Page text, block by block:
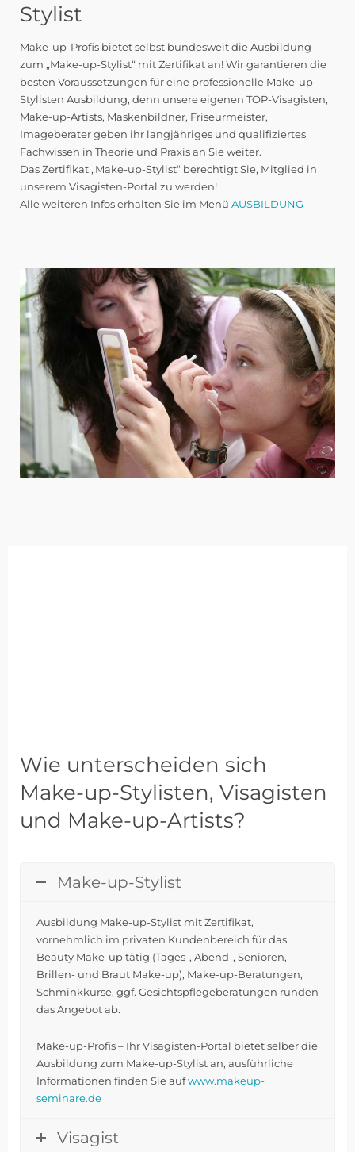
Stylist
Make-up-Profis bietet selbst bundesweit die Ausbildung
zum „Make-up-Stylist“ mit Zertifikat an! Wir garantieren die
besten Voraussetzungen für eine professionelle Make-up-
Stylisten Ausbildung, denn unsere eigenen TOP-Visagisten,
Make-up-Artists, Maskenbildner, Friseurmeister,
Imageberater geben ihr langjähriges und qualifiziertes
Fachwissen in Theorie und Praxis an Sie weiter.
Das Zertifikat „Make-up-Stylist“ berechtigt Sie, Mitglied in
unserem Visagisten-Portal zu werden!
Alle weiteren Infos erhalten Sie im Menü AUSBILDUNG
Wie unterscheiden sich
Make-up-Stylisten, Visagisten
und Make-up-Artists?
Make-up-Stylist
Ausbildung Make-up-Stylist mit Zertifikat,
vornehmlich im privaten Kundenbereich für das
Beauty Make-up tätig (Tages-, Abend-, Senioren,
Brillen- und Braut Make-up), Make-up-Beratungen,
Schminkkurse, ggf. Gesichtspflegeberatungen runden
das Angebot ab.
Make-up-Profis – Ihr Visagisten-Portal bietet selber die
Ausbildung zum Make-up-Stylist an, ausführliche
Informationen finden Sie aufwww.makeup-
seminare.de
Visagist